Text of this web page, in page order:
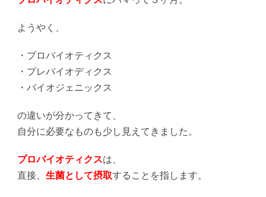
ようやく、
・プロバイオティクス
・プレバイオディクス
・バイオジェニックス
の違いが分かってきて、
自分に必要なものも少し見えてきました。
プロバイオティクスは、
直接、 生菌として摂取することを指します。